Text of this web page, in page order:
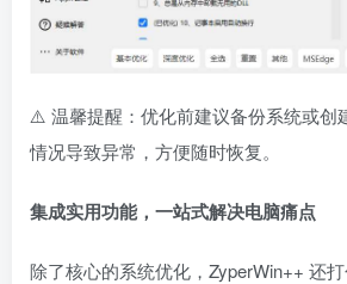
⚠️ 温馨提醒：优化前建议备份系统或创
情况导致异常，方便随时恢复。
集成实用功能，一站式解决电脑痛点
除了核心的系统优化，ZyperWin++ 还